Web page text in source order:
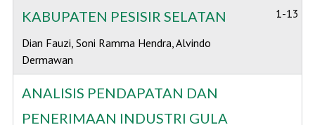
KABUPATEN PESISIR SELATAN
Dian Fauzi, Soni Ramma Hendra, Alvindo
Dermawan
1-13
ANALISIS PENDAPATAN DAN
PENERIMAAN INDUSTRI GULA